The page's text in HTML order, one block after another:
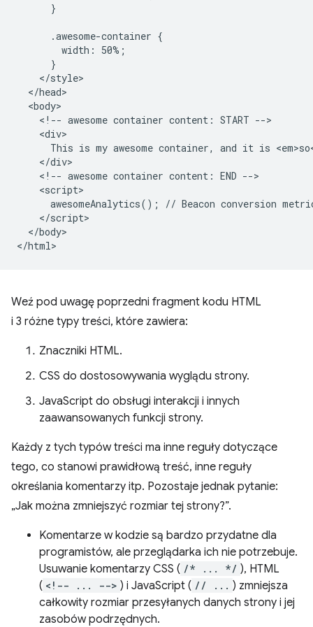
      }
      .awesome-container {
        width: 50%;
      }
    </style>
  </head>
  <body>
    <!-- awesome container content: START -->
    <div>
This is my awesome container, and it is
    </div>
    <!-- awesome container content: END -->
    <script>
awesomeAnalytics(); // Beacon conversion
    </script>
  </body>
Weź pod uwagę poprzedni fragment kodu HTML
i 3 różne typy treści, które zawiera:
Znaczniki HTML.
CSS do dostosowywania wyglądu strony.
JavaScript do obsługi interakcji i innych
zaawansowanych funkcji strony.
Każdy z tych typów treści ma inne reguły dotyczące
tego, co stanowi prawidłową treść, inne reguły
określania komentarzy itp. Pozostaje jednak pytanie:
„Jak można zmniejszyć rozmiar tej strony?”.
Komentarze w kodzie są bardzo przydatne dla
programistów, ale przeglądarka ich nie potrzebuje.
Usuwanie komentarzy CSS ( /* ... */ ), HTML
( <!-- ... --> ) i JavaScript ( // ... ) zmniejsza
całkowity rozmiar przesyłanych danych strony i jej
zasobów podrzędnych.